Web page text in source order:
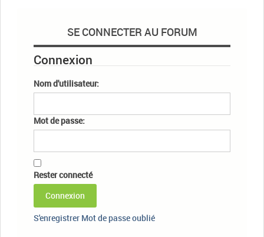
SE CONNECTER AU FORUM
Connexion
Nom d'utilisateur:
Mot de passe:
Rester connecté
Connexion
S'enregistrer Mot de passe oublié